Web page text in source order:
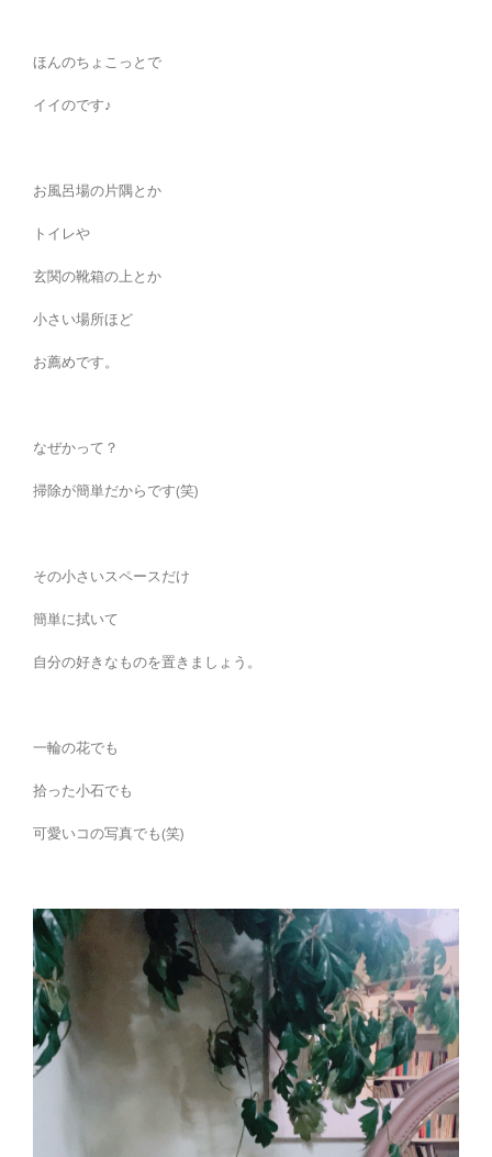
ほんのちょこっとで
イイのです♪
お風呂場の片隅とか
トイレや
玄関の靴箱の上とか
小さい場所ほど
お薦めです。
なぜかって？
掃除が簡単だからです(笑)
その小さいスペースだけ
簡単に拭いて
自分の好きなものを置きましょう。
一輪の花でも
拾った小石でも
可愛いコの写真でも(笑)